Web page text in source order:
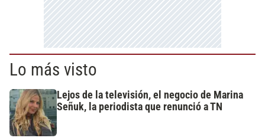
Lo más visto
Lejos de la televisión, el negocio de Marina
Señuk, la periodista que renunció a TN